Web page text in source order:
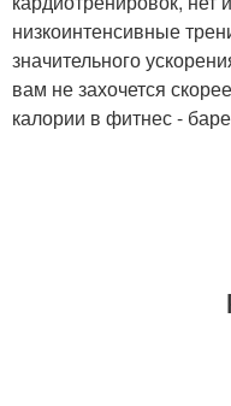
низкоинтенсивные
значительного
вам не захочется
калории в фитнес -